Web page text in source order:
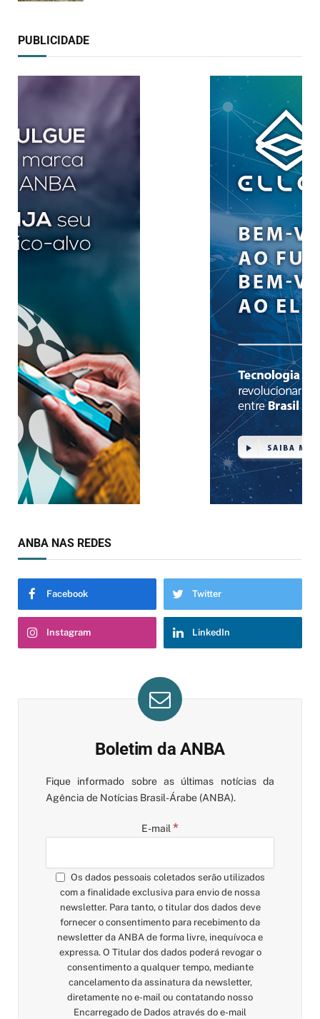
PUBLICIDADE
ANBA NAS REDES
Facebook Twitter
Instagram LinkedIn
Boletim da ANBA
Fique informado sobre as últimas notícias da
Agência de Notícias Brasil-Árabe (ANBA).
E-mail *
Os dados pessoais coletados serão utilizados
com a finalidade exclusiva para envio de nossa
newsletter. Para tanto, o titular dos dados deve
fornecer o consentimento para recebimento da
newsletter da ANBA de forma livre, inequívoca e
expressa. O Titular dos dados poderá revogar o
consentimento a qualquer tempo, mediante
cancelamento da assinatura da newsletter,
diretamente no e-mail ou contatando nosso
Encarregado de Dados através do e-mail